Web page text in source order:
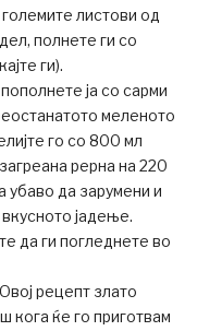
листови од
полнете ги со
ги).
ја со сарми
меленото
го со 800 мл
рерна на 220
убаво да зарумени и
јадење.
да ги погледнете во
рецепт злато
кога ќе го приготвам